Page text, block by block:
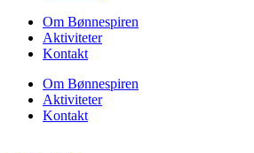
Om Bønnespiren
Aktiviteter
Kontakt
Om Bønnespiren
Aktiviteter
Kontakt